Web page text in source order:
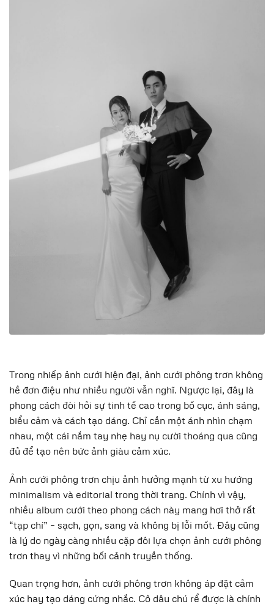
Trong nhiếp ảnh cưới hiện đại, ảnh cưới phông trơn không
hề đơn điệu như nhiều người vẫn nghĩ. Ngược lại, đây là
phong cách đòi hỏi sự tinh tế cao trong bố cục, ánh sáng,
biểu cảm và cách tạo dáng. Chỉ cần một ánh nhìn chạm
nhau, một cái nắm tay nhẹ hay nụ cười thoáng qua cũng
đủ để tạo nên bức ảnh giàu cảm xúc.
Ảnh cưới phông trơn chịu ảnh hưởng mạnh từ xu hướng
minimalism và editorial trong thời trang. Chính vì vậy,
nhiều album cưới theo phong cách này mang hơi thở rất
“tạp chí” – sạch, gọn, sang và không bị lỗi mốt. Đây cũng
là lý do ngày càng nhiều cặp đôi lựa chọn ảnh cưới phông
trơn thay vì những bối cảnh truyền thống.
Quan trọng hơn, ảnh cưới phông trơn không áp đặt cảm
xúc hay tạo dáng cứng nhắc. Cô dâu chú rể được là chính